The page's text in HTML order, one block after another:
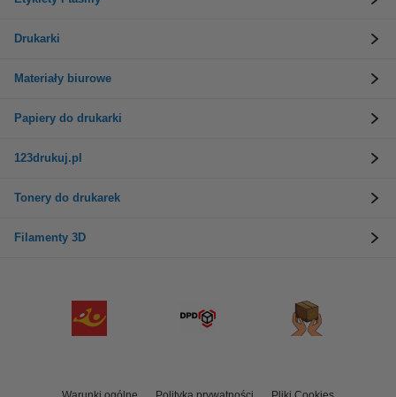
Drukarki
Materiały biurowe
Papiery do drukarki
123drukuj.pl
Tonery do drukarek
Filamenty 3D